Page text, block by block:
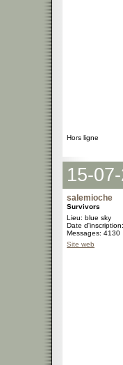
Hors ligne
15-
salemioche
Survivors
Lieu: blue sky
Date
Messages: 4130
Site web